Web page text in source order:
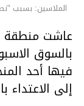
الملاسين: بسبب
عاشت منطقة
بالسوق
فيها أحد
إلى